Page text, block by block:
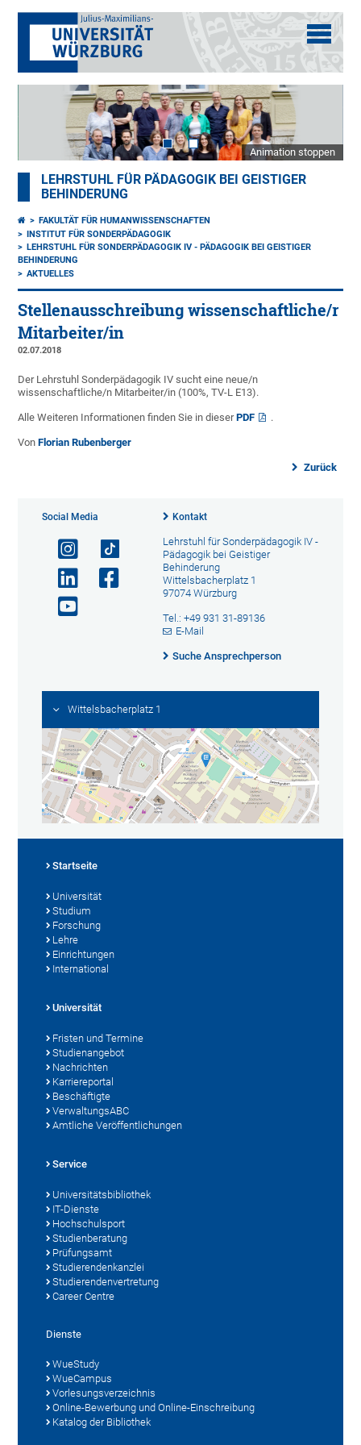
Animation stoppen
LEHRSTUHL FÜR PÄDAGOGIK BEI GEISTIGER
BEHINDERUNG
FAKULTÄT FÜR HUMANWISSENSCHAFTEN
INSTITUT FÜR SONDERPÄDAGOGIK
LEHRSTUHL FÜR SONDERPÄDAGOGIK IV - PÄDAGOGIK BEI GEISTIGER
BEHINDERUNG
AKTUELLES
Stellenausschreibung wissenschaftliche/r
Mitarbeiter/in
02.07.2018
Der Lehrstuhl Sonderpädagogik IV sucht eine neue/n
wissenschaftliche/n Mitarbeiter/in (100%, TV-L E13).
Alle Weiteren Informationen finden Sie in dieserPDF .
VonFlorian Rubenberger
Zurück
Social Media Kontakt
Lehrstuhl für Sonderpädagogik IV -
Pädagogik bei Geistiger
Behinderung
Wittelsbacherplatz 1
97074 Würzburg
Tel.: +49 931 31-89136
E-Mail
Suche Ansprechperson
Wittelsbacherplatz 1
Startseite
Universität
Studium
Forschung
Lehre
Einrichtungen
International
Universität
Fristen und Termine
Studienangebot
Nachrichten
Karriereportal
Beschäftigte
VerwaltungsABC
Amtliche Veröffentlichungen
Service
Universitätsbibliothek
IT-Dienste
Hochschulsport
Studienberatung
Prüfungsamt
Studierendenkanzlei
Studierendenvertretung
Career Centre
Dienste
WueStudy
WueCampus
Vorlesungsverzeichnis
Online-Bewerbung und Online-Einschreibung
Katalog der Bibliothek